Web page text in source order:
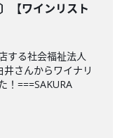
【ワインリスト
する社会福祉法人
さんからワイナリ
！===SAKURA